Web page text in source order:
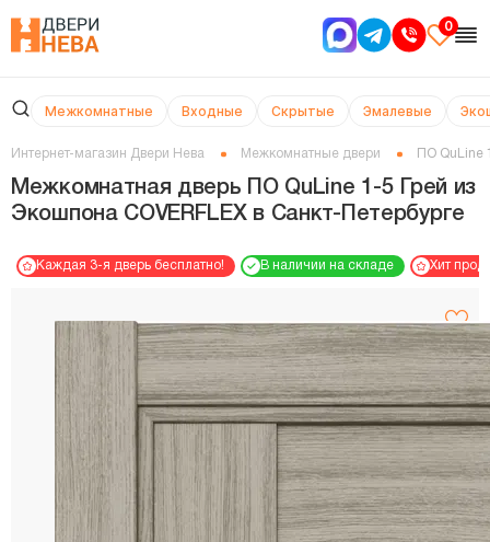
0
Межкомнатные Входные Скрытые Эмалевые
Интернет-магазин Двери Нева Межкомнатные двери ПО QuLine
Межкомнатная дверь ПО QuLine 1-5 Грей из
Экошпона COVERFLEX в Cанкт-Петербурге
Каждая 3-я дверь бесплатно! В наличии на складе Хит